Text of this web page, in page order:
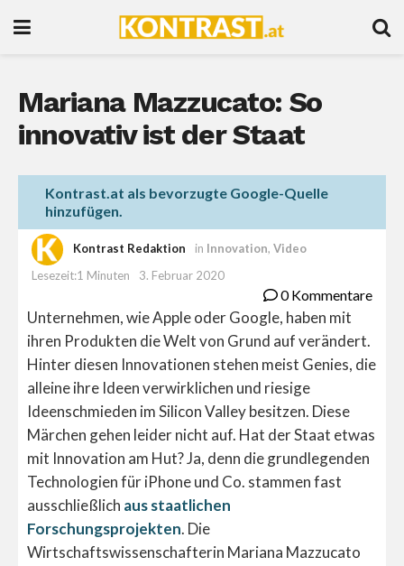
Mariana Mazzucato: So
innovativ ist der Staat
Kontrast.at als bevorzugte Google-Quelle
hinzufügen.
Kontrast Redaktion in Innovation,Video
Lesezeit:1 Minuten
3. Februar 2020
0 Kommentare
Unternehmen, wie Apple oder Google, haben mit
ihren Produkten die Welt von Grund auf verändert.
Hinter diesen Innovationen stehen meist Genies, die
alleine ihre Ideen verwirklichen und riesige
Ideenschmieden im Silicon Valley besitzen. Diese
Märchen gehen leider nicht auf. Hat der Staat etwas
mit Innovation am Hut? Ja, denn die grundlegenden
Technologien für iPhone und Co. stammen fast
ausschließlich aus staatlichen
Forschungsprojekten. Die
Wirtschaftswissenschafterin Mariana Mazzucato